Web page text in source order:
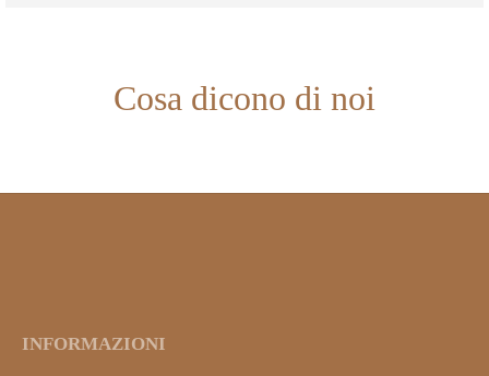
Cosa dicono di noi
INFORMAZIONI